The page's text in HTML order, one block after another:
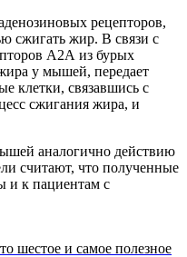
рецепторов,
сжигать жир. В связи с
А2А из бурых
у мышей, передает
клетки, связавшись с
сжигания жира, и
аналогично действию
считают, что полученные
и к пациентам с
шестое и самое полезное